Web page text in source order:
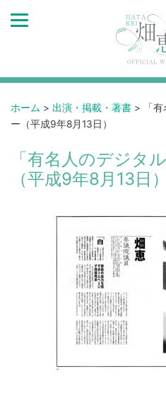
ホーム > 出演・掲載・著書 >
「
ー（平成9年8月13日）
「有名人のデジタ
（平成9年8月13日）